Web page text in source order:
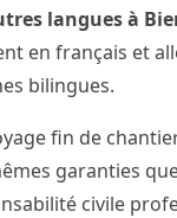
langues à
en français et
bilingues.
fin de
garanties
civile